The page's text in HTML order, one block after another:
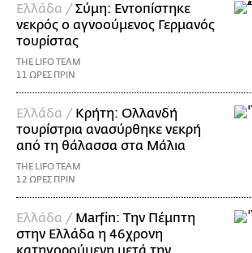
Ελλάδα /Σύμη: Εντοπίστηκε
νεκρός ο αγνοούμενος Γερμανός
τουρίστας
THE LIFO TEAM
11 ΩΡΕΣ ΠΡΙΝ
Ελλάδα / Κρήτη: Ολλανδή
τουρίστρια ανασύρθηκε νεκρή
από τη θάλασσα στα Μάλια
THE LIFO TEAM
12 ΩΡΕΣ ΠΡΙΝ
Ελλάδα / Marfin: Την Πέμπτη
στην Ελλάδα η 46χρονη